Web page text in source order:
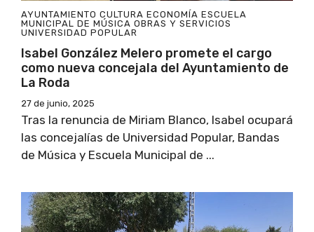
AYUNTAMIENTO CULTURA ECONOMÍA ESCUELA
MUNICIPAL DE MÚSICA OBRAS Y SERVICIOS
UNIVERSIDAD POPULAR
Isabel González Melero promete el cargo
como nueva concejala del Ayuntamiento de
La Roda
27 de junio, 2025
Tras la renuncia de Miriam Blanco, Isabel ocupará
las concejalías de Universidad Popular, Bandas
de Música y Escuela Municipal de ...